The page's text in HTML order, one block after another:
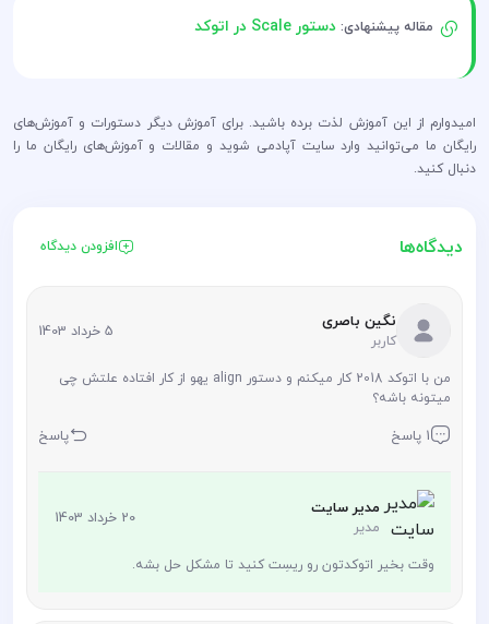
مقاله پیشنهادی:دستور Scale در اتوکد
امیدوارم از این آموزش لذت برده باشید. برای آموزش دیگر دستورات و آموزش‌های
رایگان ما می‌توانید وارد سایت آپادمی شوید و مقالات و آموزش‌های رایگان ما را
دنبال کنید.
دیدگاه‌ها افزودن دیدگاه
نگین باصری
کاربر 5 خرداد 1403
من با اتوکد 2018 کار میکنم و دستور align یهو از کار افتاده علتش چی
میتونه باشه؟
1 پاسخ پاسخ
مدیر سایت
مدیر 20 خرداد 1403
وقت بخیر اتوکدتون رو ریسِت کنید تا مشکل حل بشه.